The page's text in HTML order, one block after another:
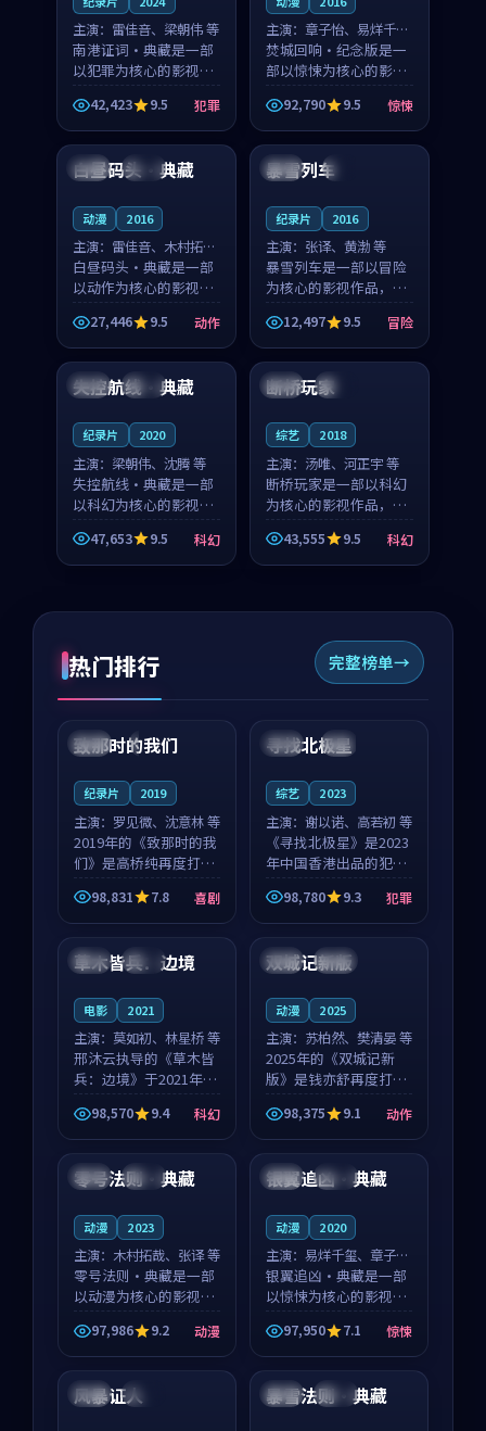
主演： 雷佳音、梁朝伟 等
南港证词·典藏是一部
以犯罪为核心的影视作
品，围绕危机、反转与
人物成长展开，整体节
奏紧凑，值得推荐观
看。
42,423 9.5 犯罪
主演： 章子怡、易烊千玺
等
焚城回响·纪念版是一
部以惊悚为核心的影视
作品，围绕危机、反转
与人物成长展开，整体
节奏紧凑，值得推荐观
看。
92,790 9.5 惊悚
日本 杜比
白昼码头·典藏
动漫 2016
主演： 雷佳音、木村拓哉
等
白昼码头·典藏是一部
以动作为核心的影视作
品，围绕危机、反转与
人物成长展开，整体节
奏紧凑，值得推荐观
看。
27,446 9.5 动作
美国 4K
暴雪列车
纪录片 2016
主演： 张译、黄渤 等
暴雪列车是一部以冒险
为核心的影视作品，围
绕危机、反转与人物成
长展开，整体节奏紧
凑，值得推荐观看。
12,497 9.5 冒险
泰国 杜比
失控航线·典藏
纪录片 2020
主演： 梁朝伟、沈腾 等
失控航线·典藏是一部
以科幻为核心的影视作
品，围绕危机、反转与
人物成长展开，整体节
奏紧凑，值得推荐观
47,653 9.5 科幻
中国 独播
断桥玩家
综艺 2018
主演： 汤唯、河正宇 等
断桥玩家是一部以科幻
为核心的影视作品，围
绕危机、反转与人物成
长展开，整体节奏紧
凑，值得推荐观看。
43,555 9.5 科幻
热门排行 完整榜单
中国 4K
99:22
致那时的我们
纪录片 2019
主演： 罗见微、沈意林 等
2019年的《致那时的我
们》是高桥纯再度打磨
的喜剧佳作。中国大陆
的取景与都市寓言的氛
围相互成就，罗见微与
沈意林的对手戏自然克
制，让整部影片在悬
98,831 7.8 喜剧
中国 4K
99:18
寻找北极星
综艺 2023
主演： 谢以诺、高若初 等
《寻找北极星》是2023
年中国香港出品的犯罪
新作，主创团队希望用
公路冒险的故事让观众
停下来想一想。谢以诺
领衔，高若初担任重要
角色，戚南柯的叙事
98,780 9.3 犯罪
泰国 独播
草木皆兵：边境
电影 2021
主演： 莫如初、林星桥 等
邢沐云执导的《草木皆
兵：边境》于2021年面
世，泰国的城市气质与
校园青春的人物心境共
同构筑了影片基调。莫
如初、林星桥用细腻的
表演撑起整部科幻电
98,570 9.4 科幻
中国 独播
双城记新版
动漫 2025
主演： 苏柏然、樊清晏 等
2025年的《双城记新
版》是钱亦舒再度打磨
的动作佳作。中国大陆
的取景与沙漠探险的氛
围相互成就，苏柏然与
樊清晏的对手戏自然克
制，让整部影片在悬念
98,375 9.1 动作
中国 完结
零号法则·典藏
动漫 2023
主演： 木村拓哉、张译 等
零号法则·典藏是一部
以动漫为核心的影视作
品，围绕危机、反转与
人物成长展开，整体节
奏紧凑，值得推荐观
看。
97,986 9.2 动漫
美国 完结
银翼追凶·典藏
动漫 2020
主演： 易烊千玺、章子怡
等
银翼追凶·典藏是一部
以惊悚为核心的影视作
品，围绕危机、反转与
人物成长展开，整体节
奏紧凑，值得推荐观
看。
97,950 7.1 惊悚
日本 院线
风暴证人 英国 院线
暴雪法则·典藏